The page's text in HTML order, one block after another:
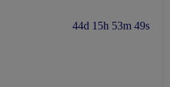
44d 15h 53m 48s